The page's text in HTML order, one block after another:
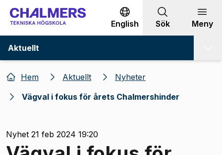
Gå till innehållet
English Sök Meny
Aktuellt
Hem Aktuellt
Nyheter
Vägval i fokus för årets Chalmershinder
Nyhet 21 feb 2024 19:20